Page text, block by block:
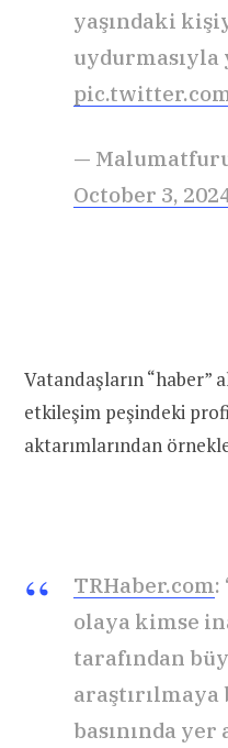
yaşındaki
uydurmasıyla
—
October 3,
Vatandaşların “haber”
etkileşim peşindeki
aktarımlarından
TRHaber.com:
olaya kimse
tarafından
araştırılmaya
basınında